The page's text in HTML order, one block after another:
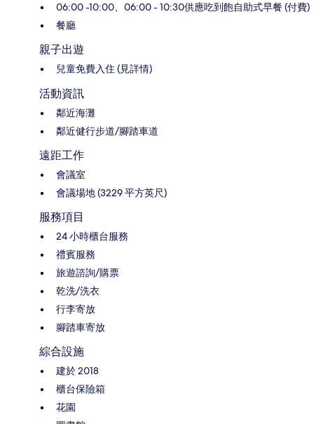
06:00 -10:00、06:00 - 10:30供應吃到飽自助式早餐 (付費)
餐廳
親子出遊
兒童免費入住 (見詳情)
活動資訊
鄰近海灘
鄰近健行步道/腳踏車道
遠距工作
會議室
會議場地 (3229 平方英尺)
服務項目
24 小時櫃台服務
禮賓服務
旅遊諮詢/購票
乾洗/洗衣
行李寄放
腳踏車寄放
綜合設施
建於 2018
櫃台保險箱
花園